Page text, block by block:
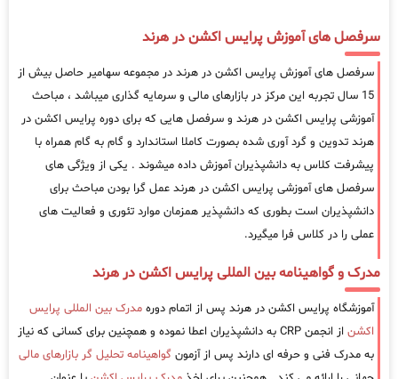
سرفصل های آموزش پرایس اکشن در هرند
سرفصل های آموزش پرایس اکشن در هرند در مجموعه سهامیر حاصل بیش از
15 سال تجربه این مرکز در بازارهای مالی و سرمایه گذاری میباشد ، مباحث
آموزشی پرایس اکشن در هرند و سرفصل هایی که برای دوره پرایس اکشن در
هرند تدوین و گرد آوری شده بصورت کاملا استاندارد و گام به گام همراه با
پیشرفت کلاس به دانشپذیران آموزش داده میشوند . یکی از ویژگی های
سرفصل های آموزشی پرایس اکشن در هرند عمل گرا بودن مباحث برای
دانشپذیران است بطوری که دانشپذیر همزمان موارد تئوری و فعالیت های
عملی را در کلاس فرا میگیرد.
مدرک و گواهینامه بین المللی پرایس اکشن در هرند
آموزشگاه پرایس اکشن در هرند پس از اتمام دوره مدرک بین المللی پرایس
اکشن
از انجمن CRP به دانشپذیران اعطا نموده و همچنین برای کسانی که نیاز
به مدرک فنی و حرفه ای دارند پس از آزمون گواهینامه تحلیل گر بازارهای مالی